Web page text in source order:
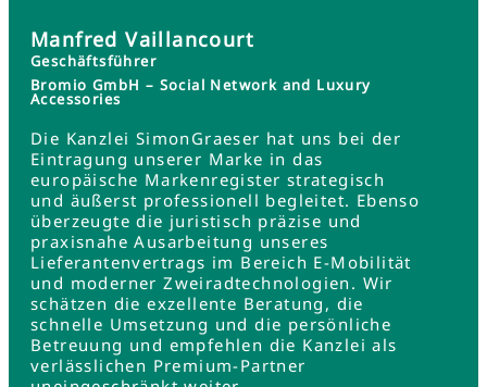
Manfred Vaillancourt
Geschäftsführer
Bromio GmbH – Social Network and Luxury
Accessories
Die Kanzlei SimonGraeser hat uns bei der
Eintragung unserer Marke in das
europäische Markenregister strategisch
und äußerst professionell begleitet. Ebenso
überzeugte die juristisch präzise und
praxisnahe Ausarbeitung unseres
Lieferantenvertrags im Bereich E-Mobilität
und moderner Zweiradtechnologien. Wir
schätzen die exzellente Beratung, die
schnelle Umsetzung und die persönliche
Betreuung und empfehlen die Kanzlei als
verlässlichen Premium-Partner